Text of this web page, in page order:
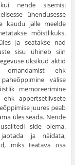
nende sisemisi
ühendusesse
kaudu jälle meelde
mõistlikuks.
ja seatakse nad
sisu ühineb siin
üksikud aktid
ehk
välise
memoreerimine
ehk appertsetiivsete
juures peab
üles seada. Nende
side olema.
ja näidata,
miks teatava osa